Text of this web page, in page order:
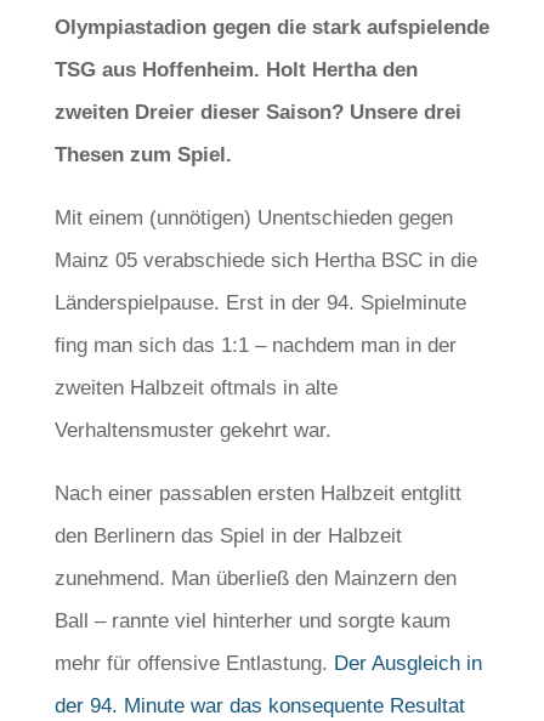
Olympiastadion gegen die stark aufspielende
TSG aus Hoffenheim. Holt Hertha den
zweiten Dreier dieser Saison? Unsere drei
Thesen zum Spiel.
Mit einem (unnötigen) Unentschieden gegen
Mainz 05 verabschiede sich Hertha BSC in die
Länderspielpause. Erst in der 94. Spielminute
fing man sich das 1:1 – nachdem man in der
zweiten Halbzeit oftmals in alte
Verhaltensmuster gekehrt war.
Nach einer passablen ersten Halbzeit entglitt
den Berlinern das Spiel in der Halbzeit
zunehmend. Man überließ den Mainzern den
Ball – rannte viel hinterher und sorgte kaum
mehr für offensive Entlastung. Der Ausgleich in
der 94. Minute war das konsequente Resultat